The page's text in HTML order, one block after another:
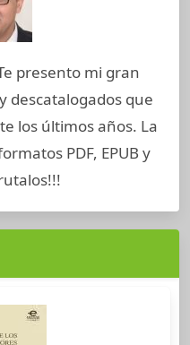
presento mi gran
descatalogados que
los últimos años. La
PDF, EPUB y